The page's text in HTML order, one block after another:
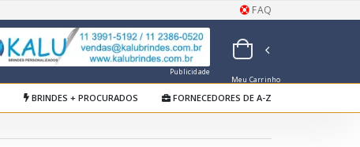
FAQ
Publicidade
Meu Carrinho
de Orçamentos
BRINDES + PROCURADOS FORNECEDORES DE A-Z